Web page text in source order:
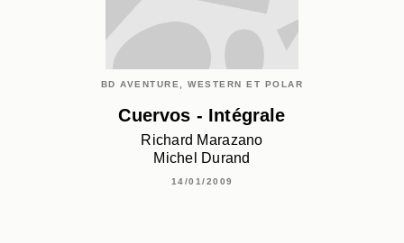
BD AVENTURE, WESTERN ET POLAR
Cuervos - Intégrale
Richard Marazano
Michel Durand
14/01/2009